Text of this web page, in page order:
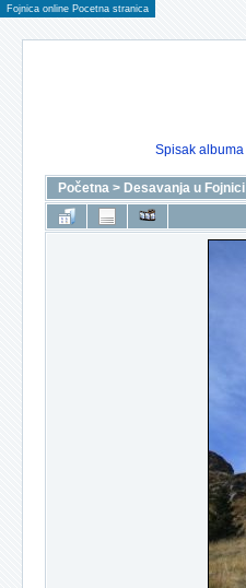
Fojnica online Pocetna stranica
Spisak albuma
Početna > Desavanja u Fojnici